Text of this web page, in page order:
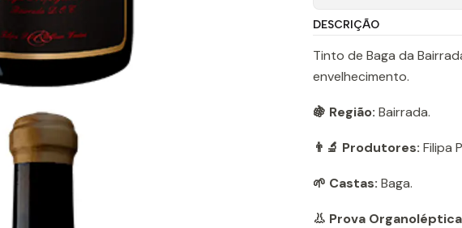
DESCRIÇÃO
Tinto de Baga da
envelhecimento.
🍇 Região: Bairrada.
👨‍🔬 Produtores: Filipa
🌱 Castas: Baga.
👃 Prova